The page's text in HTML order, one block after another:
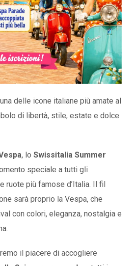
delle icone italiane più amate al
di libertà, stile, estate e dolce
, lo Swissitalia Summer
speciale a tutti gli
ruote più famose d’Italia. Il fil
sarà proprio la Vespa, che
con colori, eleganza, nostalgia e
il piacere di accogliere